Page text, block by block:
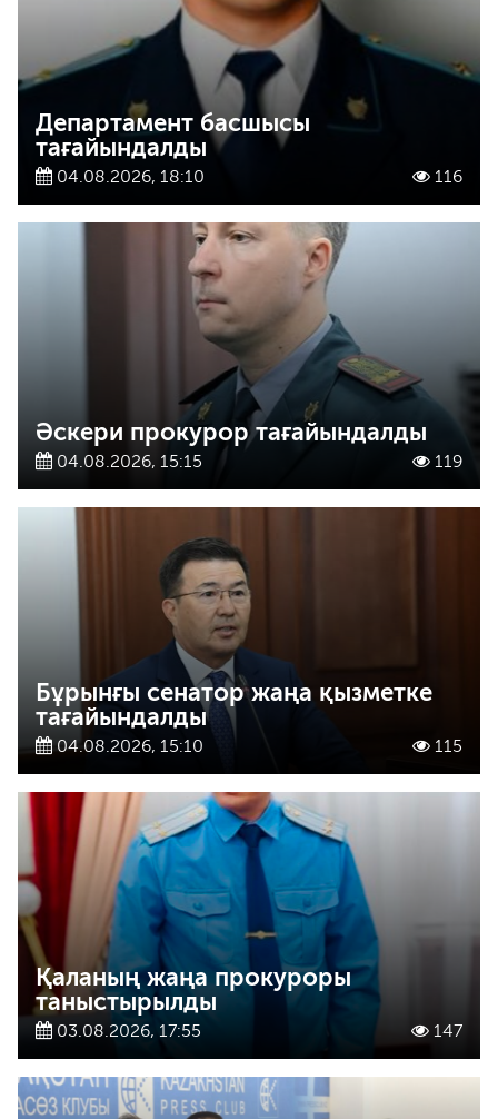
Департамент басшысы
тағайындалды
04.08.2026, 18:10 116
Әскери прокурор тағайындалды
04.08.2026, 15:15 119
Бұрынғы сенатор жаңа қызметке
тағайындалды
04.08.2026, 15:10 115
Қаланың жаңа прокуроры
таныстырылды
03.08.2026, 17:55 147